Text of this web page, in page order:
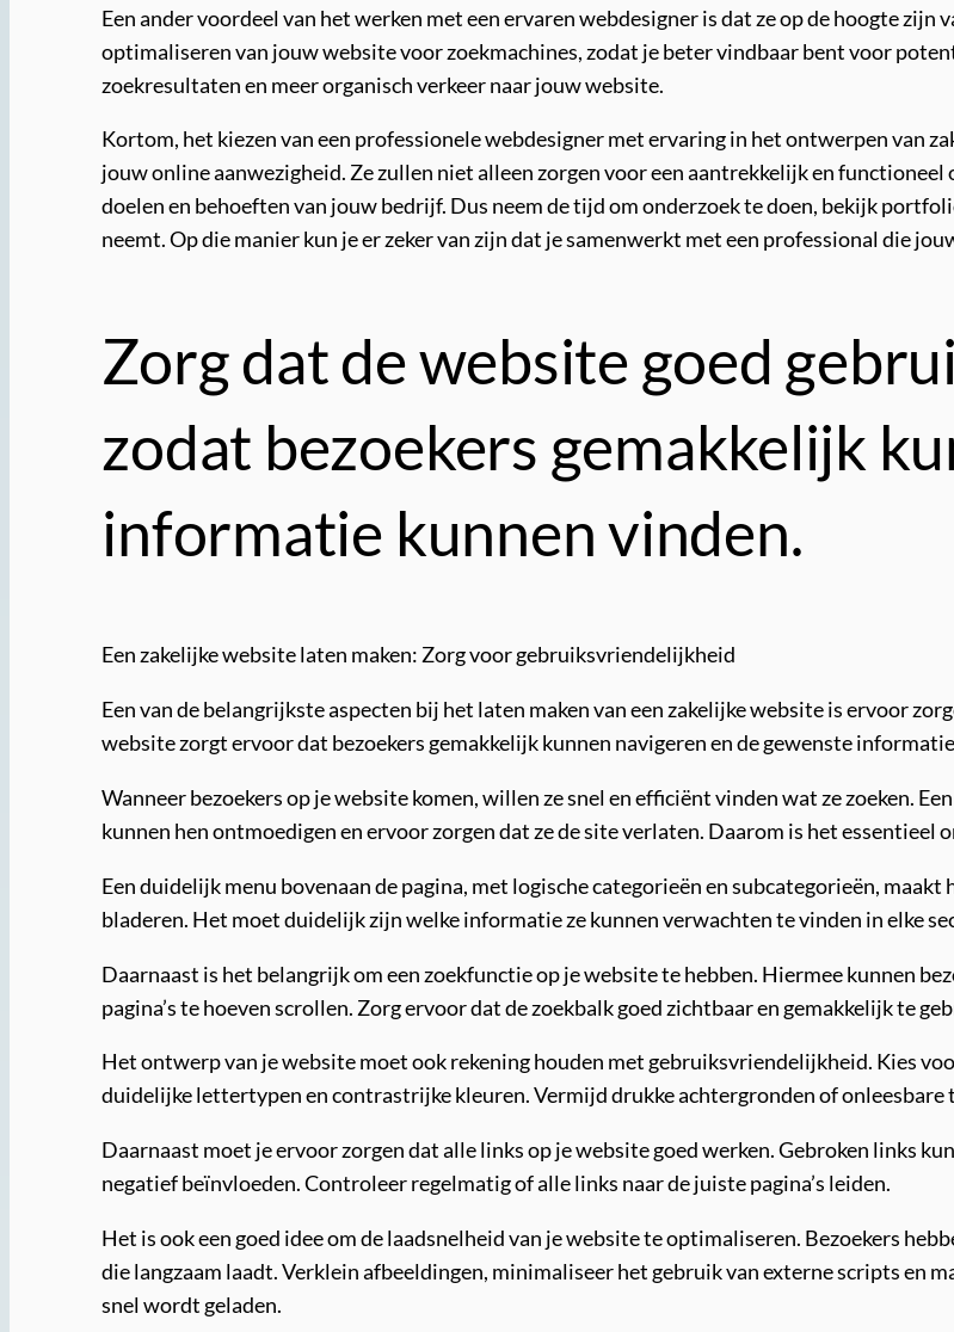
Een ander voordeel van het werken met een ervaren webdesigner is dat ze op de hoogte zijn
optimaliseren van jouw website voor zoekmachines, zodat je beter vindbaar bent voor
zoekresultaten en meer organisch verkeer naar jouw website.
Kortom, het kiezen van een professionele webdesigner met ervaring in het ontwerpen van
jouw online aanwezigheid. Ze zullen niet alleen zorgen voor een aantrekkelijk en
doelen en behoeften van jouw bedrijf. Dus neem de tijd om onderzoek te doen, bekijk
neemt. Op die manier kun je er zeker van zijn dat je samenwerkt met een professional die
Zorg dat de website goed
zodat bezoekers gemakkelijk
informatie kunnen vinden.
Een zakelijke website laten maken: Zorg voor gebruiksvriendelijkheid
Een van de belangrijkste aspecten bij het laten maken van een zakelijke website is ervoor
website zorgt ervoor dat bezoekers gemakkelijk kunnen navigeren en de gewenste
Wanneer bezoekers op je website komen, willen ze snel en efficiënt vinden wat ze zoeken.
kunnen hen ontmoedigen en ervoor zorgen dat ze de site verlaten. Daarom is het essentieel
Een duidelijk menu bovenaan de pagina, met logische categorieën en subcategorieën,
bladeren. Het moet duidelijk zijn welke informatie ze kunnen verwachten te vinden in elke
Daarnaast is het belangrijk om een zoekfunctie op je website te hebben. Hiermee kunnen
pagina’s te hoeven scrollen. Zorg ervoor dat de zoekbalk goed zichtbaar en gemakkelijk te
Het ontwerp van je website moet ook rekening houden met gebruiksvriendelijkheid. Kies
duidelijke lettertypen en contrastrijke kleuren. Vermijd drukke achtergronden of onleesbare
Daarnaast moet je ervoor zorgen dat alle links op je website goed werken. Gebroken links
negatief beïnvloeden. Controleer regelmatig of alle links naar de juiste pagina’s leiden.
Het is ook een goed idee om de laadsnelheid van je website te optimaliseren. Bezoekers
die langzaam laadt. Verklein afbeeldingen, minimaliseer het gebruik van externe scripts en
snel wordt geladen.